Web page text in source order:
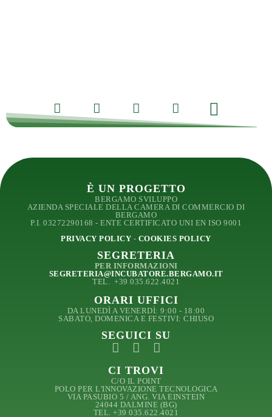
Facebook LinkedIn
È UN PROGETTO
BERGAMO SVILUPPO
AZIENDA SPECIALE DELLA CAMERA DI COMMERCIO DI
BERGAMO
P.I. 03272290168 - ENTE CERTIFICATO UNI EN ISO 9001
PRIVACY POLICY - COOKIES POLICY
SEGRETERIA
PER INFORMAZIONI
SEGRETERIA@INCUBATORE.BERGAMO.IT
TEL. +39 035.622.4021
ORARI UFFICI
DA LUNEDÌ A VENERDÌ: 9:00 - 18:00
SABATO, DOMENICA E FESTIVI: CHIUSO
SEGUICI SU
CI TROVI
C/O IL POINT
POLO PER L'INNOVAZIONE TECNOLOGICA
VIA PASUBIO 5 / ANG. VIA EINSTEIN
24044 DALMINE (BG)
TEL. +39 035.622.4021